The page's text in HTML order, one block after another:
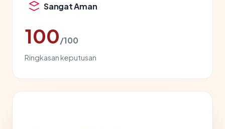
Sangat Aman
100/100
Ringkasan keputusan